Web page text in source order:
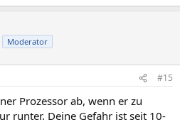
Moderator
#15
Prozessor ab, wenn er zu
runter. Deine Gefahr ist seit 10-